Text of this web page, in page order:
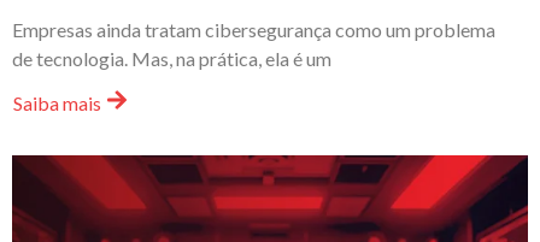
Empresas ainda tratam cibersegurança como um problema
de tecnologia. Mas, na prática, ela é um
Saiba mais